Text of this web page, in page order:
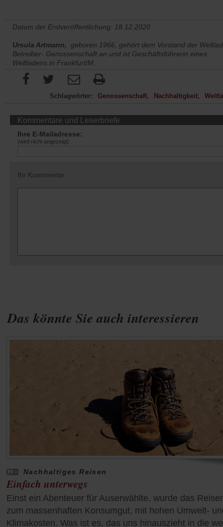
Das könnte Sie auch interessieren
Nachhaltiges Reisen
Einfach unterwegs
Einst ein Abenteuer für Auserwählte, wurde das
zum massenhaften Konsumgut, mit hohen Umwelt-
Klimakosten. Was ist es, das uns hinauszieht in die
Datum der Erstveröffentlichung: 18.12.2020
Ursula Artmann,
geboren 1966, gehört dem Vorstand der
Betreiber- Genossenschaft an und ist Geschäftsführerin eines
Weltladens in Frankfurt/M.
Schlagwörter: Genossenschaft Nachhaltigkeit
Kommentare und Leserbriefe
Ihre E-Mailadresse:
(wird nicht angezeigt)
Ihr Kommentar